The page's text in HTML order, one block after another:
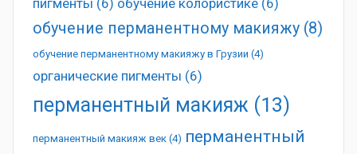
пигменты (6) обучение колористике (6)
обучение перманентному макияжу (8)
обучение перманентному макияжу в Грузии (4)
органические пигменты (6)
перманентный макияж (13)
перманентный макияж век (4) перманентный